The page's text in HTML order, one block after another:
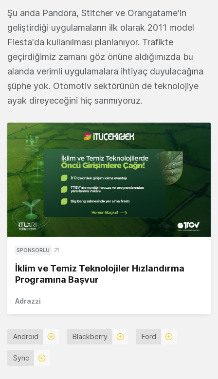
Şu anda Pandora, Stitcher ve Orangatame'in
geliştirdiği uygulamaların ilk olarak 2011 model
Fiesta'da kullanılması planlanıyor. Trafikte
geçirdiğimiz zamanı göz önüne aldığımızda bu
alanda verimli uygulamalara ihtiyaç duyulacağına
şüphe yok. Otomotiv sektörünün de teknolojiye
ayak direyeceğini hiç sanmıyoruz.
SPONSORLU
İklim ve Temiz Teknolojiler Hızlandırma
Programına Başvur
Adrazzi
Android Blackberry Ford
Sync